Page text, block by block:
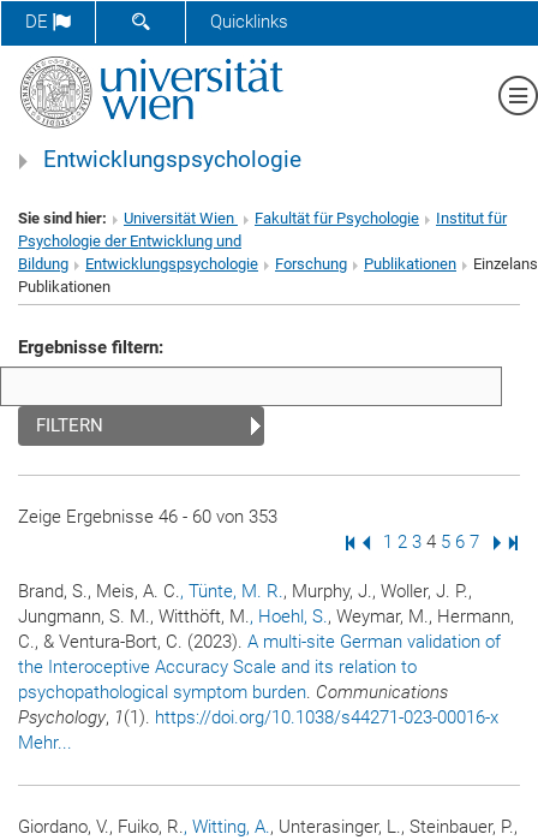
DE SUCHFORMULAR ÖFFNEN
Quicklinks
Entwicklungspsychologie
Sie sind hier: Universität Wien Fakultät für Psychologie
Institut für
Psychologie der Entwicklung und
Bildung
Entwicklungspsychologie Forschung Publikationen
Publikationen
Ergebnisse filtern:
FILTERN
Zeige Ergebnisse 46 - 60 von 353
Erste Seite
Vorige Seite
Seite
1 Seite
2 Seite
3 Seite
4 Seite
5 Seite
6 Seite
7
Brand, S., Meis, A. C., Tünte, M. R., Murphy, J., Woller, J. P.,
Jungmann, S. M., Witthöft, M., Hoehl, S., Weymar, M., Hermann,
C., & Ventura-Bort, C. (2023). A multi-site German validation of
the Interoceptive Accuracy Scale and its relation to
psychopathological symptom burden. Communications
Psychology, 1(1). https://doi.org/10.1038/s44271-023-00016-x
Mehr...
Giordano, V., Fuiko, R., Witting, A., Unterasinger, L., Steinbauer, P.,